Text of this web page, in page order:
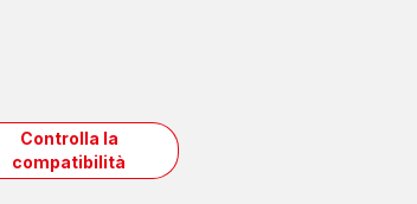
Controlla la
compatibilità